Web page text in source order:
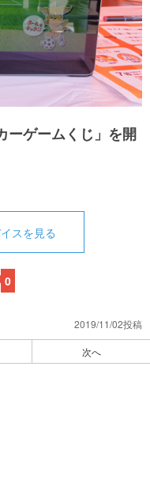
ーゲームくじ」を開
スを見る
0
2019/11/02投稿
次へ